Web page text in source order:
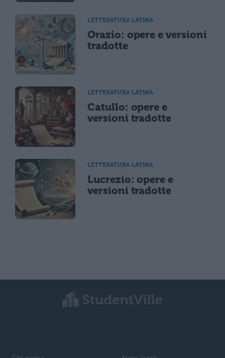
LETTERATURA LATINA
Orazio: opere e versioni
tradotte
LETTERATURA LATINA
Catullo: opere e
versioni tradotte
LETTERATURA LATINA
Lucrezio: opere e
versioni tradotte